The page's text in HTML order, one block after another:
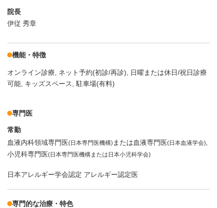
院長
伊従 秀章
機能・特徴
オンライン診療 ネット予約(初診/再診)
日曜または休日/祝日診療
可能 キッズスペース 駐車場(有料)
専門医
常勤
血液内科領域専門医(日本専門医機構) または血液専門医(日本血液学会)
小児科専門医(日本専門医機構または日本小児科学会)
日本アレルギー学会認定 アレルギー認定医
専門的な治療・特色